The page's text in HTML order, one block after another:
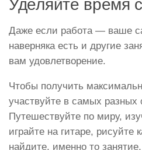
Уделяйте время
Даже если работа — ваше
наверняка есть и другие
вам удовлетворение.
Чтобы получить
участвуйте в самых разных
Путешествуйте по миру,
играйте на гитаре,
найдите, именно то